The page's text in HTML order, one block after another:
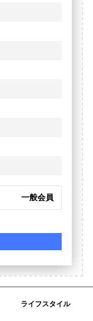
一般会員
ライフスタイル